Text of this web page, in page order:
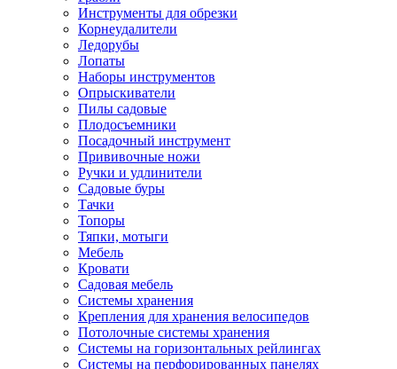
Инструменты для обрезки
Корнеудалители
Ледорубы
Лопаты
Наборы инструментов
Опрыскиватели
Пилы садовые
Плодосъемники
Посадочный инструмент
Прививочные ножи
Ручки и удлинители
Садовые буры
Тачки
Топоры
Тяпки, мотыги
Мебель
Кровати
Садовая мебель
Системы хранения
Крепления для хранения велосипедов
Потолочные системы хранения
Системы на горизонтальных рейлингах
Системы на перфорированных панелях